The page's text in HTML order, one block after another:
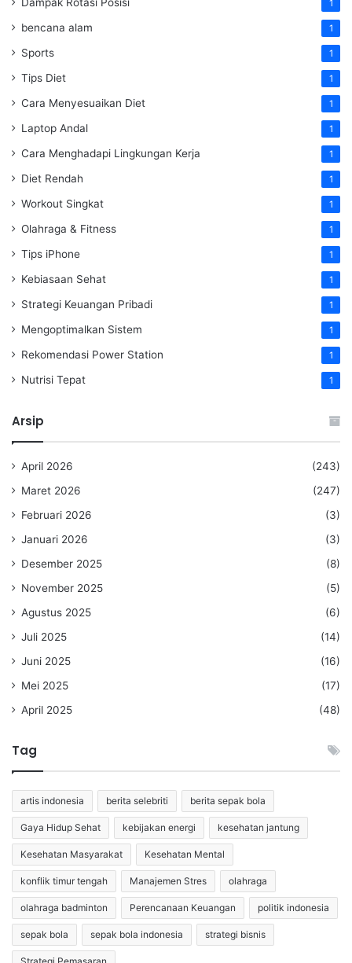
1
bencana alam 1
Sports 1
Tips Diet 1
Cara Menyesuaikan Diet 1
Laptop Andal 1
Cara Menghadapi Lingkungan Kerja 1
Diet Rendah 1
Workout Singkat 1
Olahraga & Fitness 1
Tips iPhone 1
Kebiasaan Sehat 1
Strategi Keuangan Pribadi 1
Mengoptimalkan Sistem 1
Rekomendasi Power Station 1
Nutrisi Tepat 1
Arsip
April 2026
(243)
Maret 2026
(247)
Februari 2026
(3)
Januari 2026
(3)
Desember 2025
(8)
November 2025
(5)
Agustus 2025
(6)
Juli 2025
(14)
Juni 2025
(16)
Mei 2025
(17)
April 2025
(48)
Tag
artis indonesia berita selebriti berita sepak bola
Gaya Hidup Sehat kebijakan energi kesehatan jantung
Kesehatan Masyarakat Kesehatan Mental
konflik timur tengah Manajemen Stres olahraga
olahraga badminton Perencanaan Keuangan politik indonesia
sepak bola sepak bola indonesia strategi bisnis